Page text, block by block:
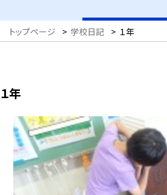
トップページ > 学校日記 > １年
１年